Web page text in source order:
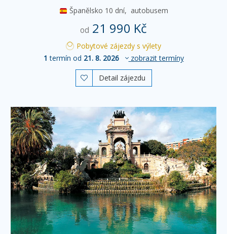
Španělsko 10 dní, autobusem
od 21 990 Kč
Pobytové zájezdy s výlety
1 termín od 21. 8. 2026 zobrazit termíny
 Detail zájezdu